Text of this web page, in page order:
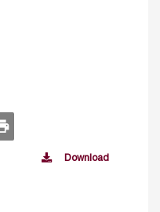
Download